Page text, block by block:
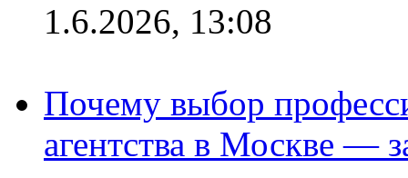
1.6.2026, 13:08
Почему выбор
агентства в Москве —